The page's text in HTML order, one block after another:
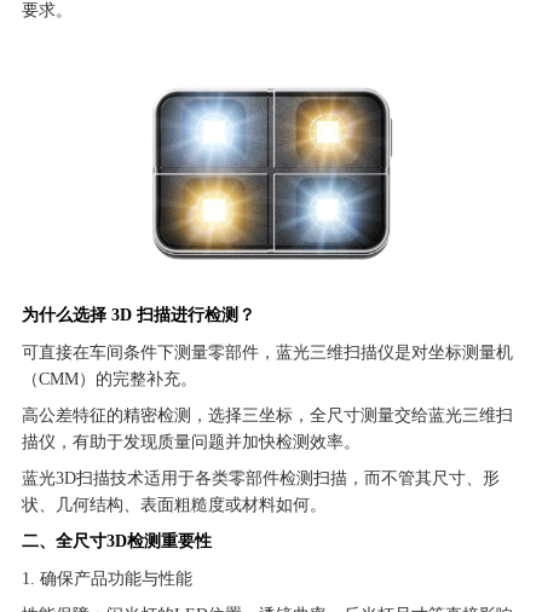
要求。
为什么选择 3D 扫描进行检测？
可直接在车间条件下测量零部件，蓝光三维扫描仪是对坐标测量机
（CMM）的完整补充。
高公差特征的精密检测，选择三坐标，全尺寸测量交给蓝光三维扫
描仪，有助于发现质量问题并加快检测效率。
蓝光3D扫描技术适用于各类零部件检测扫描，而不管其尺寸、形
状、几何结构、表面粗糙度或材料如何。
二、全尺寸3D检测重要性
1. 确保产品功能与性能